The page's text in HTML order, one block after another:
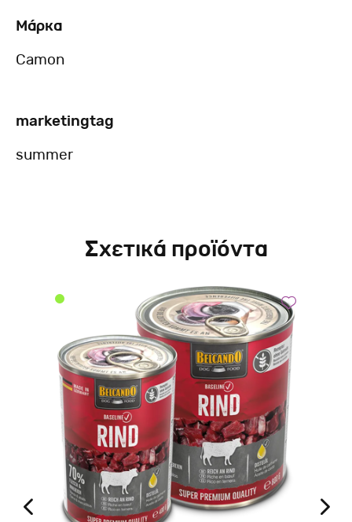
Μάρκα
Camon
marketingtag
summer
Σχετικά προϊόντα